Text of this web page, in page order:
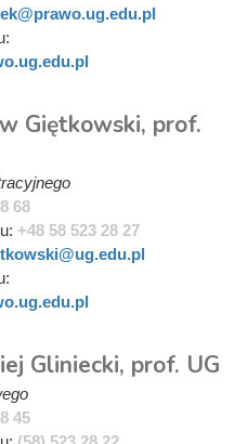
Giętkowski, prof.
68
+48 58 523 28 27
Gliniecki, prof. UG
45